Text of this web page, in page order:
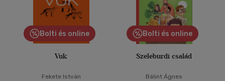
Bolti és online
Vuk
Fekete István
Bolti és online
Szeleburdi család
Bálint Ágnes